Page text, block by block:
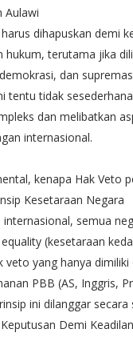
Aulawi
dihapuskan demi
hukum, terutama jika
dan
tentu tidak
dan melibatkan
internasional.
kenapa Hak Veto
Kesetaraan Negara
semua
(kesetaraan
veto yang hanya dimiliki
PBB (AS, Inggris,
ini dilanggar secara
Demi